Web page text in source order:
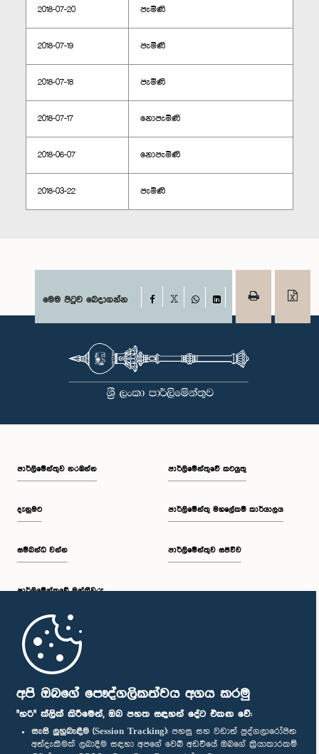
අපි ඔබගේ පෞද්ගලිකත්වය අගය කරමු
"හරි" ක්ලික් කිරීමෙන්, ඔබ පහත සඳහන් දේට එකඟ වේ:
සැසි ලුහුබැඳීම (Session Tracking): පහසු සහ වඩාත් පුද්ගලාරෝපිත
අත්දැකීමක් ලබාදීම සඳහා අපගේ වෙබ් අඩවියේ ඔබගේ ක්‍රියාකාරකම්
2018-07-20 පැමිණි
2018-07-19 පැමිණි
2018-07-18 පැමිණි
2018-07-17 නොපැමිණි
2018-06-07 නොපැමිණි
2018-03-22 පැමිණි
මෙම පිටුව බෙදාගන්න Facebook
WhatsAppLinkedIn
පාර්ලි‌මේන්තුව නරඹන්න
දැනුමට
සම්බන්ධ වන්න
පාර්ලි‌මේන්තුවේ මන්ත්‍රීවරු
මුල් පිටුව
පාර්ලිමේන්තුවේ කටයුතු
පාර්ලිමේන්තු මහලේකම් කාර්යාලය
පාර්ලිමේන්තුව සජීවීව
පාර්ලිමේන්තු ජංගම යෙදුම